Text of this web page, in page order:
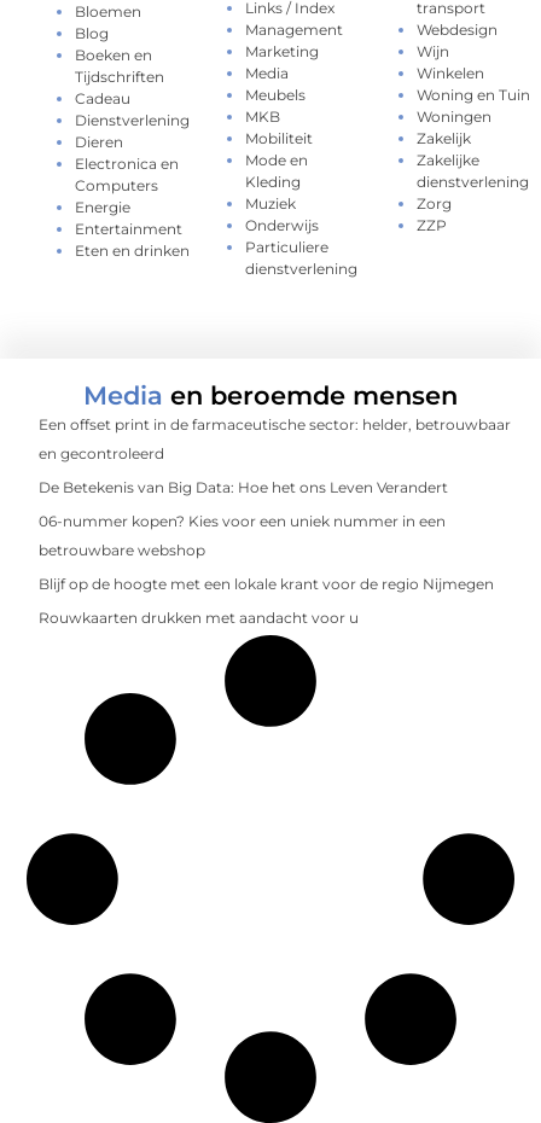
Bloemen
Blog
Boeken en
Tijdschriften
Cadeau
Dienstverlening
Dieren
Electronica en
Computers
Energie
Entertainment
Eten en drinken
Links / Index
Management
Marketing
Media
Meubels
MKB
Mobiliteit
Mode en
Kleding
Muziek
Onderwijs
Particuliere
dienstverlening
transport
Webdesign
Wijn
Winkelen
Woning en Tuin
Woningen
Zakelijk
Zakelijke
dienstverlening
Zorg
ZZP
Media en beroemde mensen
Een offset print in de farmaceutische sector: helder, betrouwbaar
en gecontroleerd
De Betekenis van Big Data: Hoe het ons Leven Verandert
06-nummer kopen? Kies voor een uniek nummer in een
betrouwbare webshop
Blijf op de hoogte met een lokale krant voor de regio Nijmegen
Rouwkaarten drukken met aandacht voor u